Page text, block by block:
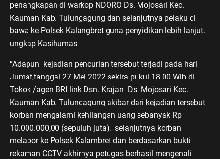
penangkapan di warkop NDORO Ds. Mojosari Kec.
Kauman Kab. Tulungagung dan selanjutnya pelaku di
bawa ke Polsek Kalangbret guna penyidikan lebih lanjut.
ungkap Kasihumas
“Adapun kejadian pencurian tersebut terjadi pada hari
Jumat,tanggal 27 Mei 2022 sekira pukul 18.00 Wib di
Tokok /agen BRI link Dsn. Krajan Ds. Mojosari Kec.
Kauman Kab. Tulungagung akibar dari kejadian tersebut
korban mengalami kehilangan uang sebanyak Rp
10.000.000,00 (sepuluh juta), selanjutnya korban
melapor ke Polsek Kalambret dan berdasarkan bukti
rekaman CCTV akhirnya petugas berhasil mengenali